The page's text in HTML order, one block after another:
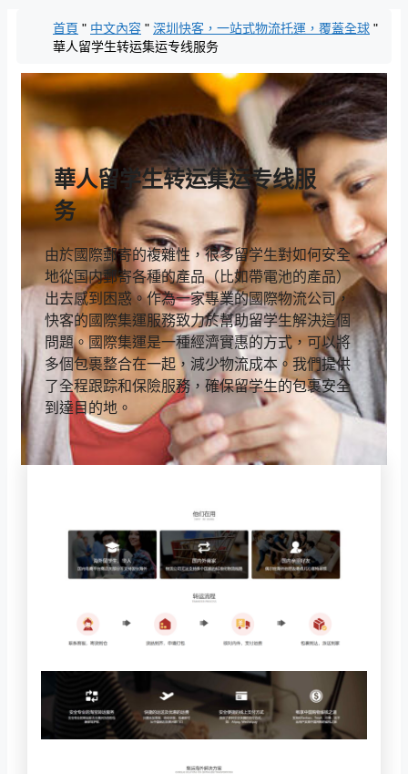
首頁 " 中文內容 " 深圳快客，一站式物流托運，覆蓋全球 "
華人留学生转运集运专线服务
華人留学生转运集运专线服
务
由於國際郵寄的複雜性，很多留学生對如何安全
地從国内郵寄各種的產品（比如帶電池的產品）
出去感到困惑。作為一家專業的國際物流公司，
快客的國際集運服務致力於幫助留学生解決這個
問題。國際集運是一種經濟實惠的方式，可以將
多個包裹整合在一起，減少物流成本。我們提供
了全程跟踪和保險服務，確保留学生的包裹安全
到達目的地。